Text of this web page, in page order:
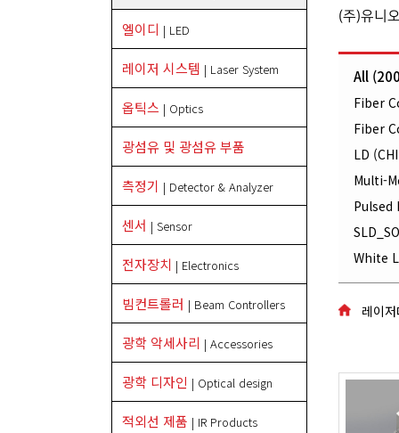
엘이디 | LED
레이저 시스템 | Laser System
옵틱스 | Optics
광섬유 및 광섬유 부품
측정기 | Detector & Analyzer
센서 | Sensor
전자장치 | Electronics
빔컨트롤러 | Beam Controllers
광학 악세사리 | Accessories
광학 디자인 | Optical design
적외선 제품 | IR Products
(주)유니
All
Fiber
Fiber
LD
Multi-
Pulsed
White
레이